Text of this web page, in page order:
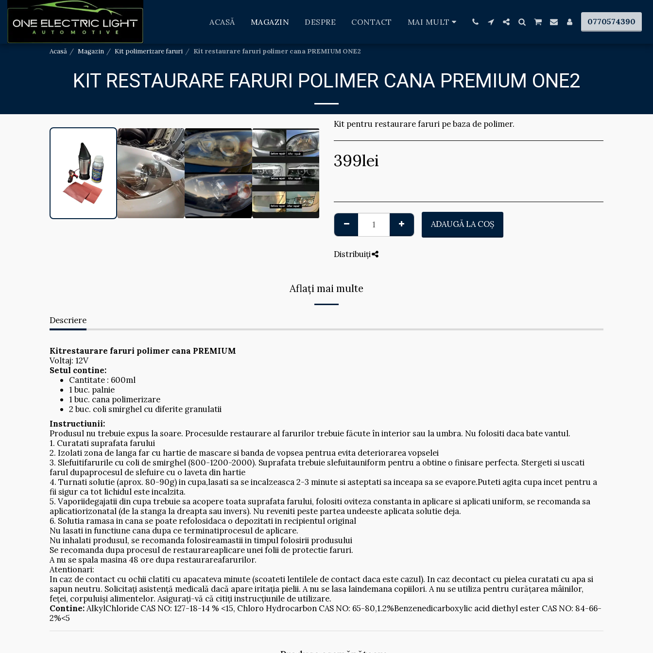
ACASĂ MAGAZIN DESPRE CONTACT MAI MULT 0770574390
Acasă Magazin Kit polimerizare faruri Kit restaurare faruri polimer cana PREMIUM ONE2
KIT RESTAURARE FARURI POLIMER CANA PREMIUM ONE2
Kit pentru restaurare faruri pe baza de polimer.
399lei
ADAUGĂ LA COŞ
Distribuiți
Aflați mai multe
Descriere
Kitrestaurare faruri polimer cana PREMIUM
Voltaj: 12V
Setul contine:
Cantitate : 600ml
1 buc. palnie
1 buc. cana polimerizare
2 buc. coli smirghel cu diferite granulatii
Instructiunii:
Produsul nu trebuie expus la soare. Procesulde restaurare al farurilor trebuie făcute în interior sau la umbra. Nu folositi daca bate vantul.
1. Curatati suprafata farului
2. Izolati zona de langa far cu hartie de mascare si banda de vopsea pentrua evita deteriorarea vopselei
3. Slefuitifarurile cu coli de smirghel (800-1200-2000). Suprafata trebuie slefuitauniform pentru a obtine o finisare perfecta. Stergeti si uscati
farul dupaprocesul de slefuire cu o laveta din hartie
4. Turnati solutie (aprox. 80-90g) in cupa,lasati sa se incalzeasca 2-3 minute si asteptati sa inceapa sa se evapore.Puteti agita cupa incet pentru a
fii sigur ca tot lichidul este incalzita.
5. Vaporiidegajatii din cupa trebuie sa acopere toata suprafata farului, folositi oviteza constanta in aplicare si aplicati uniform, se recomanda sa
aplicatiorizonatal (de la stanga la dreapta sau invers). Nu reveniti peste partea undeeste aplicata solutie deja.
6. Solutia ramasa in cana se poate refolosidaca o depozitati in recipientul original
Nu lasati in functiune cana dupa ce terminatiprocesul de aplicare.
Nu inhalati produsul, se recomanda folosireamastii in timpul folosirii produsului
Se recomanda dupa procesul de restaurareaplicare unei folii de protectie faruri.
A nu se spala masina 48 ore dupa restaurareafarurilor.
Atentionari:
In caz de contact cu ochii clatiti cu apacateva minute (scoateti lentilele de contact daca este cazul). In caz decontact cu pielea curatati cu apa si
sapun neutru. Solicitați asistență medicală dacă apare iritația pielii. A nu se lasa laindemana copiilori. A nu se utiliza pentru curățarea mâinilor,
feței, corpuluiși alimentelor. Asigurați-vă că citiți instrucțiunile de utilizare.
Contine:AlkylChloride CAS NO: 127-18-14 % <15, Chloro Hydrocarbon CAS NO: 65-80,1.2%Benzenedicarboxylic acid diethyl ester CAS NO: 84-66-
2%<5